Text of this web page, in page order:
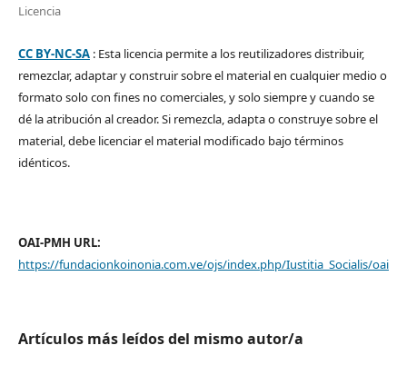
Licencia
CC BY-NC-SA: Esta licencia permite a los reutilizadores distribuir,
remezclar, adaptar y construir sobre el material en cualquier medio o
formato solo con fines no comerciales, y solo siempre y cuando se
dé la atribución al creador. Si remezcla, adapta o construye sobre el
material, debe licenciar el material modificado bajo términos
idénticos.
OAI-PMH URL:
https://fundacionkoinonia.com.ve/ojs/index.php/Iustitia_Socialis/oai
Artículos más leídos del mismo autor/a